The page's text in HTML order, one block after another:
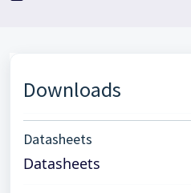
Downloads
Datasheets
Datasheets